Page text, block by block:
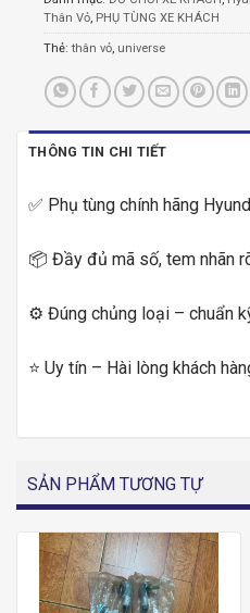
Thân Vỏ, PHỤ TÙNG XE KHÁCH
Thẻ: thân vỏ, universe
THÔNG TIN CHI TIẾT
✅ Phụ tùng chính hãng
📦 Đầy đủ mã số, tem nhãn
⚙️ Đúng chủng loại – chuẩn
⭐ Uy tín – Hài lòng khách
SẢN PHẨM TƯƠNG TỰ